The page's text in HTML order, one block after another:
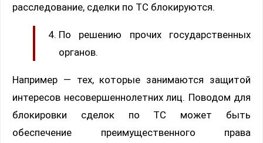
расследование, сделки по ТС блокируются.
По решению прочих государственных
органов.
Например — тех, которые занимаются защитой
интересов несовершеннолетних лиц. Поводом для
блокировки сделок по ТС может быть
обеспечение преимущественного права